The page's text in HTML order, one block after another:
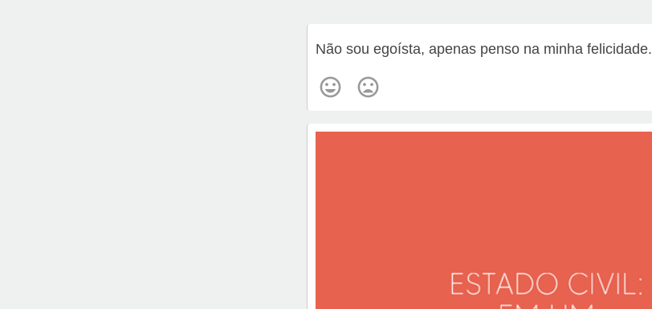
Não sou egoísta, apenas penso na minha felicidade.